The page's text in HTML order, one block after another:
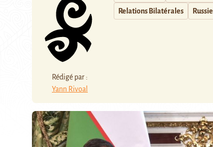
Rédigé par :
Yann Rivoal
Relations Bilatérales Russie